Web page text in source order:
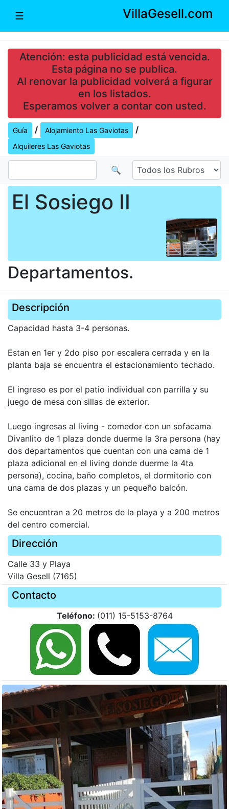
☰ VillaGesell.com
Atención: esta publicidad está vencida.
Esta página no se publica.
Al renovar la publicidad volverá a figurar
en los listados.
Esperamos volver a contar con usted.
Guía / Alojamiento Las Gaviotas /
Alquileres Las Gaviotas
🔍
El Sosiego II
Departamentos.
Descripción
Capacidad hasta 3-4 personas.
Estan en 1er y 2do piso por escalera cerrada y en la
planta baja se encuentra el estacionamiento techado.
El ingreso es por el patio individual con parrilla y su
juego de mesa con sillas de exterior.
Luego ingresas al living - comedor con un sofacama
Divanlito de 1 plaza donde duerme la 3ra persona (hay
dos departamentos que cuentan con una cama de 1
plaza adicional en el living donde duerme la 4ta
persona), cocina, baño completos, el dormitorio con
una cama de dos plazas y un pequeño balcón.
Se encuentran a 20 metros de la playa y a 200 metros
del centro comercial.
Dirección
Calle 33 y Playa
Villa Gesell (7165)
Contacto
Teléfono: (011) 15-5153-8764